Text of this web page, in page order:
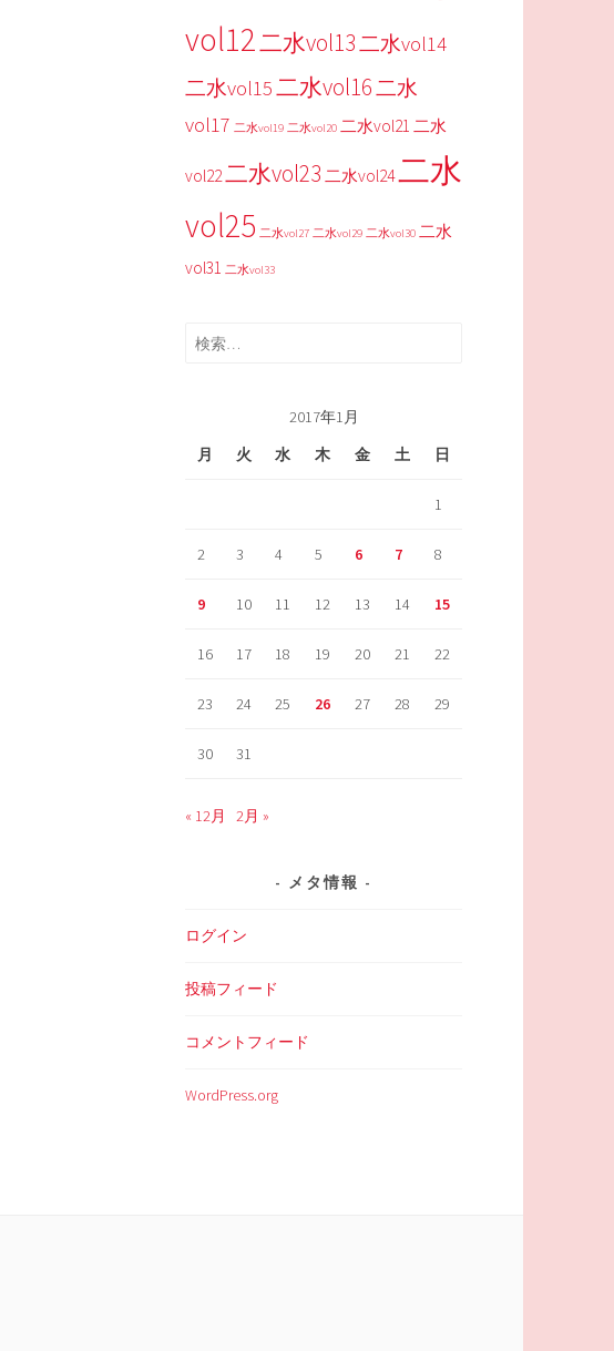
vol12二水vol13二水vol14
二水vol15二水vol16二水
vol17 二水vol19 二水vol20 二水vol21 二水
vol22二水vol23 二水vol24二水
vol25 二水vol27 二水vol29 二水vol30 二水
vol31 二水vol33
検
2017年1月
月
火 水 木 金 土 日
1
2 3 4 5 6 7 8
9 10 11 12 13 14 15
16 17 18 19 20 21 22
23 24 25 26 27 28 29
30 31
« 12月 2月 »
メタ情報
ログイン
投稿フィード
コメントフィード
WordPress.org